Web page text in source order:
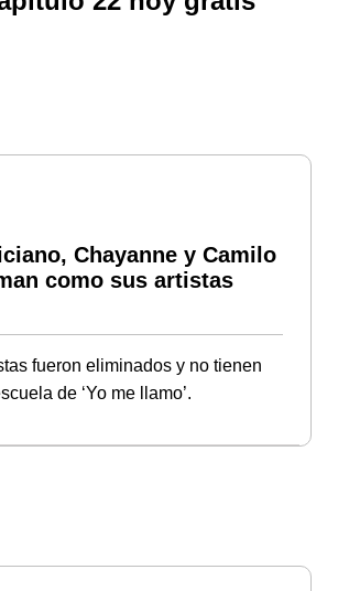
Chayanne y Camilo
como sus artistas
fueron eliminados y no tienen
de ‘Yo me llamo’.